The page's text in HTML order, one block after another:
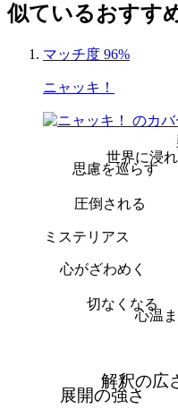
似ているおすす
マッチ度 96%
ニャッキ！
心温
切なくなる
心がざわめく
ミステリアス
圧倒される
思慮を巡らす
世界に浸
展開の強さ
解釈の広